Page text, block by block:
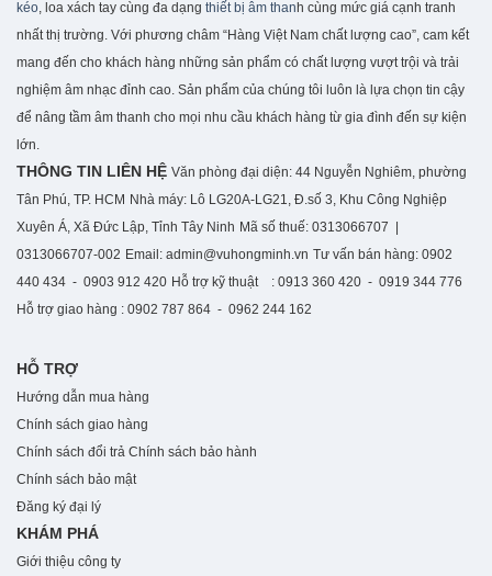
kéo, loa xách tay cùng đa dạng thiết bị âm than h cùng mức giá cạnh tranh
nhất thị trường. Với phương châm “Hàng Việt Nam chất lượng cao”, cam kết
mang đến cho khách hàng những sản phẩm có chất lượng vượt trội và trải
nghiệm âm nhạc đỉnh cao. Sản phẩm của chúng tôi luôn là lựa chọn tin cậy
để nâng tầm âm thanh cho mọi nhu cầu khách hàng từ gia đình đến sự kiện
lớn.
THÔNG TIN LIÊN HỆ Văn phòng đại diện: 44 Nguyễn Nghiêm, phường
Tân Phú, TP. HCM Nhà máy: Lô LG20A-LG21, Đ.số 3, Khu Công Nghiệp
Xuyên Á, Xã Đức Lập, Tỉnh Tây Ninh Mã số thuế: 0313066707 |
0313066707-002 Email: admin@vuhongminh.vn Tư vấn bán hàng: 0902
440 434 - 0903 912 420 Hỗ trợ kỹ thuật : 0913 360 420 - 0919 344 776
Hỗ trợ giao hàng : 0902 787 864 - 0962 244 162
HỖ TRỢ
Hướng dẫn mua hàng
Chính sách giao hàng
Chính sách đổi trả Chính sách bảo hành
Chính sách bảo mật
Đăng ký đại lý
KHÁM PHÁ
Giới thiệu công ty